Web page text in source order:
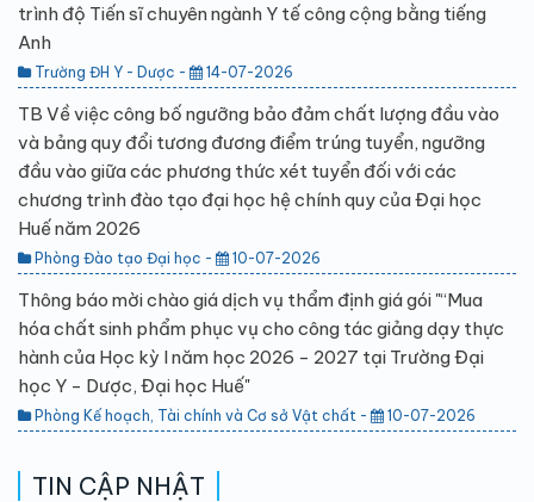
trình độ Tiến sĩ chuyên ngành Y tế công cộng bằng tiếng
Anh
Trường ĐH Y - Dược - 14-07-2026
TB Về việc công bố ngưỡng bảo đảm chất lượng đầu vào
và bảng quy đổi tương đương điểm trúng tuyển, ngưỡng
đầu vào giữa các phương thức xét tuyển đối với các
chương trình đào tạo đại học hệ chính quy của Đại học
Huế năm 2026
Phòng Đào tạo Đại học - 10-07-2026
Thông báo mời chào giá dịch vụ thẩm định giá gói "“Mua
hóa chất sinh phẩm phục vụ cho công tác giảng dạy thực
hành của Học kỳ I năm học 2026 - 2027 tại Trường Đại
học Y - Dược, Đại học Huế"
Phòng Kế hoạch, Tài chính và Cơ sở Vật chất - 10-07-2026
TIN CẬP NHẬT